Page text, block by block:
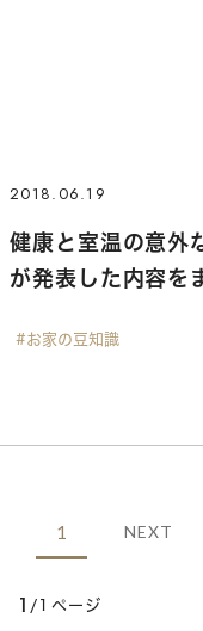
2018.06.19
健康と室温の意外
が発表した内容を
#お家の豆知識
1 NEXT
1 /1ページ